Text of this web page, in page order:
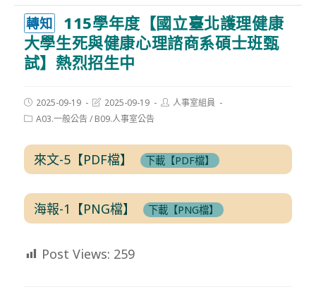
轉知
115學年度【國立臺北護理健康
大學生死與健康心理諮商系碩士班甄
試】熱烈招生中
Post
published:
2025-09-19
Post
modified:
2025-09-19
Post人事室組員
PostA03.一般公告/ B09.人事室公告
來文-5【PDF檔】 下載【PDF檔】
海報-1【PNG檔】 下載【PNG檔】
Post Views: 259